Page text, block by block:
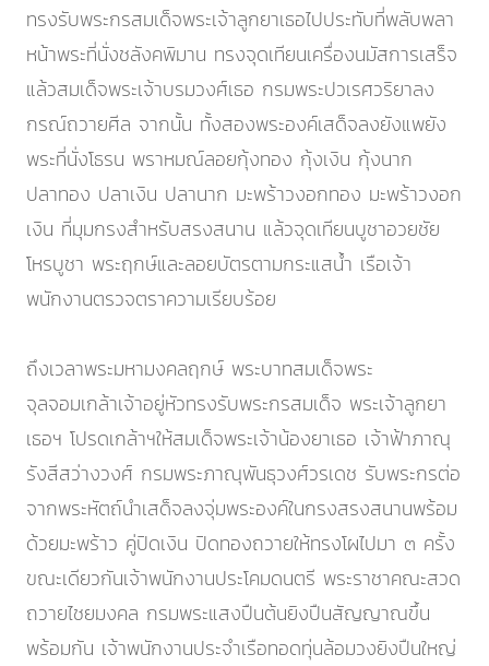
ทรงรับพระกรสมเด็จพระเจ้าลูกยาเธอไปประทับที่พลับพลา
หน้าพระที่นั่งชลังคพิมาน ทรงจุดเทียนเครื่องนมัสการเสร็จ
แล้วสมเด็จพระเจ้าบรมวงศ์เธอ กรมพระปวเรศวริยาลง
กรณ์ถวายศีล จากนั้น ทั้งสองพระองค์เสด็จลงยังแพยัง
พระที่นั่งโธรน พราหมณ์ลอยกุ้งทอง กุ้งเงิน กุ้งนาก
ปลาทอง ปลาเงิน ปลานาก มะพร้าวงอกทอง มะพร้าวงอก
เงิน ที่มุมกรงสำหรับสรงสนาน แล้วจุดเทียนบูชาอวยชัย
โหรบูชา พระฤกษ์และลอยบัตรตามกระแสน้ำ เรือเจ้า
พนักงานตรวจตราความเรียบร้อย
ถึงเวลาพระมหามงคลฤกษ์ พระบาทสมเด็จพระ
จุลจอมเกล้าเจ้าอยู่หัวทรงรับพระกรสมเด็จ พระเจ้าลูกยา
เธอฯ โปรดเกล้าฯให้สมเด็จพระเจ้าน้องยาเธอ เจ้าฟ้าภาณุ
รังสีสว่างวงศ์ กรมพระภาณุพันธุวงศ์วรเดช รับพระกรต่อ
จากพระหัตถ์นำเสด็จลงจุ่มพระองค์ในกรงสรงสนานพร้อม
ด้วยมะพร้าว คู่ปิดเงิน ปิดทองถวายให้ทรงโผไปมา ๓ ครั้ง
ขณะเดียวกันเจ้าพนักงานประโคมดนตรี พระราชาคณะสวด
ถวายไชยมงคล กรมพระแสงปืนต้นยิงปืนสัญญาณขึ้น
พร้อมกัน เจ้าพนักงานประจำเรือทอดทุ่นล้อมวงยิงปืนใหญ่